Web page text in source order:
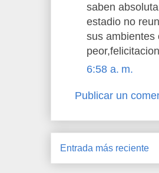
saben
estadio no
sus ambientes
6:58 a. m.
Publicar un
Entrada más reciente